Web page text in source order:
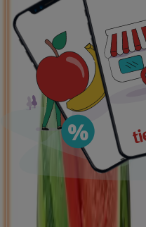
Ofertas
supermercadosjardín y
eléctrico
viajesaceite de
asiática
aguacates bomba
Tiendeo en tu
Madrid Barcelona
Palma de Mallorca
Las Palmas de Gran Canaria
Coruña
Vigo
Granada
Ver más ciudades